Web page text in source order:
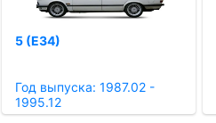
5 (E34)
Год выпуска: 1987.02 -
1995.12